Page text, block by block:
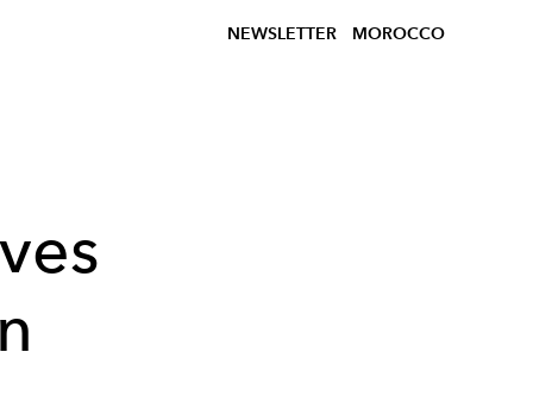
NEWSLETTER MOROCCO